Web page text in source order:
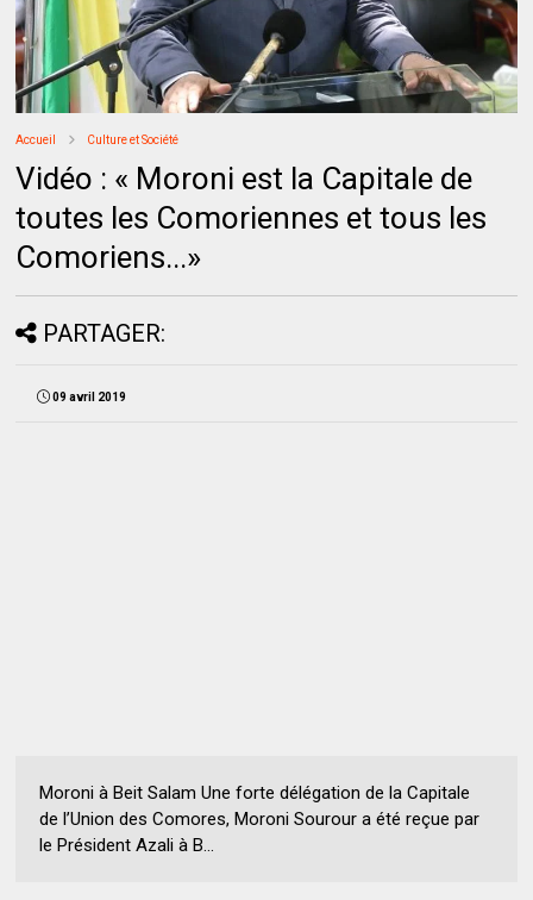
Accueil Culture et Société
Vidéo : « Moroni est la Capitale de
toutes les Comoriennes et tous les
Comoriens...»
PARTAGER:
09 avril 2019
Moroni à Beit Salam Une forte délégation de la Capitale
de l’Union des Comores, Moroni Sourour a été reçue par
le Président Azali à B...